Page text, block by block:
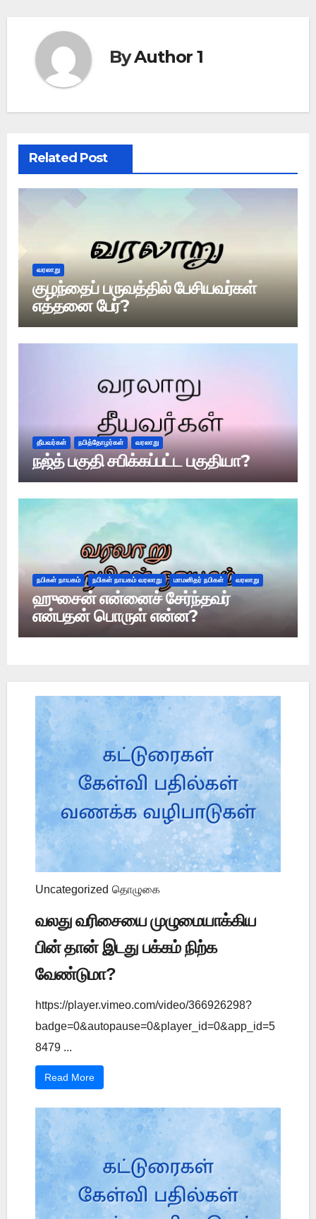
ByAuthor 1
Related Post
வரலாறு
குழந்தைப் பருவத்தில் பேசியவர்கள்
எத்தனை பேர்?
தீயவர்கள் நபித்தோழர்கள் வரலாறு
நஜ்த் பகுதி சபிக்கப்பட்ட பகுதியா?
நபிகள் நாயகம் நபிகள் நாயகம் வரலாறு மாமனிதர் நபிகள் வரலாறு
ஹுசைன் என்னைச் சேர்ந்தவர்
என்பதன் பொருள் என்ன?
Uncategorized தொழுகை
வலது வரிசையை முழுமையாக்கிய
பின் தான் இடது பக்கம் நிற்க
வேண்டுமா?
https://player.vimeo.com/video/366926298?
badge=0&autopause=0&player_id=0&app_id=5
8479 ...
Read More